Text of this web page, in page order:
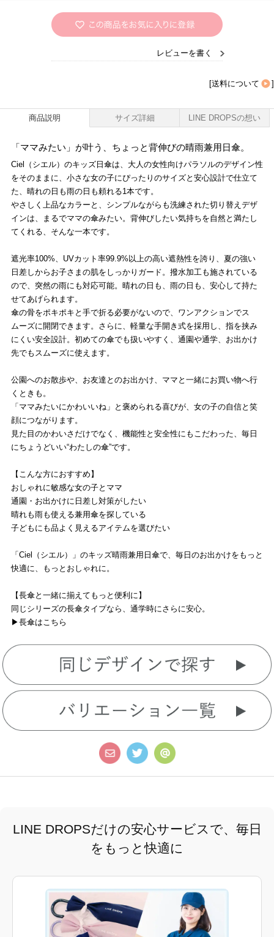
レビューを書く
[送料について ]
商品説明 サイズ詳細 LINE DROPSの想い
「ママみたい」が叶う、ちょっと背伸びの晴雨兼用日傘。
Ciel（シエル）のキッズ日傘は、大人の女性向けパラソルのデザイン性
をそのままに、小さな女の子にぴったりのサイズと安心設計で仕立て
た、晴れの日も雨の日も頼れる1本です。
やさしく上品なカラーと、シンプルながらも洗練された切り替えデザ
インは、まるでママの傘みたい。背伸びしたい気持ちを自然と満たし
てくれる、そんな一本です。
遮光率100%、UVカット率99.9%以上の高い遮熱性を誇り、夏の強い
日差しからお子さまの肌をしっかりガード。撥水加工も施されている
ので、突然の雨にも対応可能。晴れの日も、雨の日も、安心して持た
せてあげられます。
傘の骨をポキポキと手で折る必要がないので、ワンアクションでス
ムーズに開閉できます。さらに、軽量な手開き式を採用し、指を挟み
にくい安全設計。初めての傘でも扱いやすく、通園や通学、お出かけ
先でもスムーズに使えます。
公園へのお散歩や、お友達とのお出かけ、ママと一緒にお買い物へ行
くときも。
「ママみたいにかわいいね」と褒められる喜びが、女の子の自信と笑
顔につながります。
見た目のかわいさだけでなく、機能性と安全性にもこだわった、毎日
にちょうどいい“わたしの傘”です。
【こんな方におすすめ】
おしゃれに敏感な女の子とママ
通園・お出かけに日差し対策がしたい
晴れも雨も使える兼用傘を探している
子どもにも品よく見えるアイテムを選びたい
「Ciel（シエル）」のキッズ晴雨兼用日傘で、毎日のお出かけをもっと
快適に、もっとおしゃれに。
【長傘と一緒に揃えてもっと便利に】
同じシリーズの長傘タイプなら、通学時にさらに安心。
▶長傘はこちら
LINE DROPSだけの安心サービスで、毎日
をもっと快適に